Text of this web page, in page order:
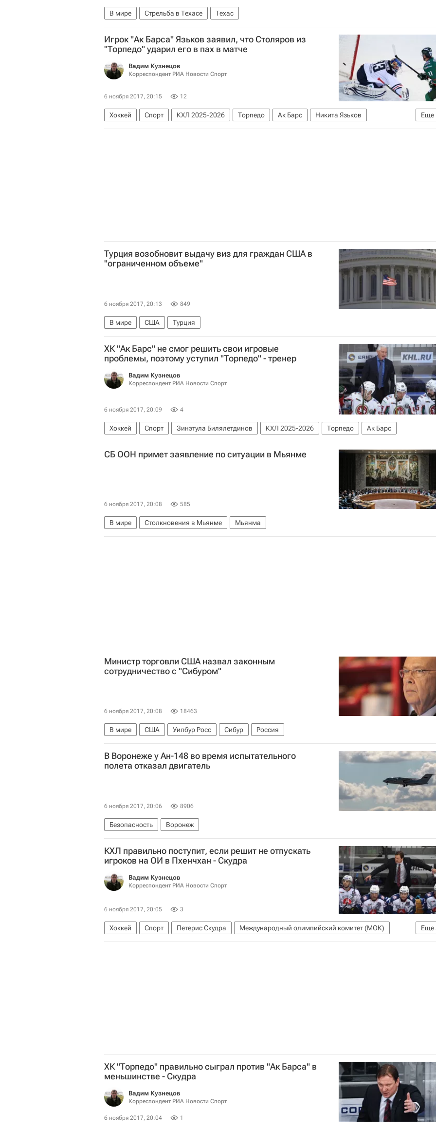
В мире Стрельба в Техасе Техас
Игрок "Ак Барса" Язьков заявил, что Столяров из
"Торпедо" ударил его в пах в матче
Вадим Кузнецов
Корреспондент РИА Новости Спорт
6 ноября 2017, 20:15 12
Еще
Хоккей Спорт КХЛ 2025-2026 Торпедо Ак Барс
Никита Язьков
Геннадий Столяров
Турция возобновит выдачу виз для граждан США в
"ограниченном объеме"
6 ноября 2017, 20:13 849
В мире США Турция
ХК "Ак Барс" не смог решить свои игровые
проблемы, поэтому уступил "Торпедо" - тренер
Вадим Кузнецов
Корреспондент РИА Новости Спорт
6 ноября 2017, 20:09 4
Хоккей Спорт Зинэтула Билялетдинов КХЛ 2025-2026 Торпедо Ак Барс
СБ ООН примет заявление по ситуации в Мьянме
6 ноября 2017, 20:08 585
В мире Столкновения в Мьянме Мьянма
Министр торговли США назвал законным
сотрудничество с "Сибуром"
6 ноября 2017, 20:08 18463
В мире США Уилбур Росс Сибур Россия
В Воронеже у Ан-148 во время испытательного
полета отказал двигатель
6 ноября 2017, 20:06 8906
Безопасность Воронеж
КХЛ правильно поступит, если решит не отпускать
игроков на ОИ в Пхенчхан - Скудра
Вадим Кузнецов
Корреспондент РИА Новости Спорт
6 ноября 2017, 20:05 3
Еще
Хоккей Спорт Петерис Скудра
Международный олимпийский комитет (МОК)
Ситуация с допуском российских спортсменов на зимние Олимпийские и Паралимпийские игры 2018 года Пхенчхане
ХК "Торпедо" правильно сыграл против "Ак Барса" в
меньшинстве - Скудра
Вадим Кузнецов
Корреспондент РИА Новости Спорт
6 ноября 2017, 20:04 1